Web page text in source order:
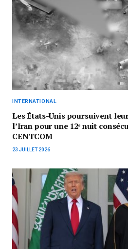
INTERNATIONAL
Les États-Unis poursuivent
l’Iran pour une 12ᵉ nuit
CENTCOM
23 JUILLET 2026